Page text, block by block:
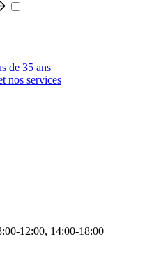
de 35 ans
nos services
12:00, 14:00-18:00